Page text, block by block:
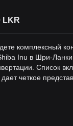
LKR
комплексный
Inu в Шри-
Список
четкое